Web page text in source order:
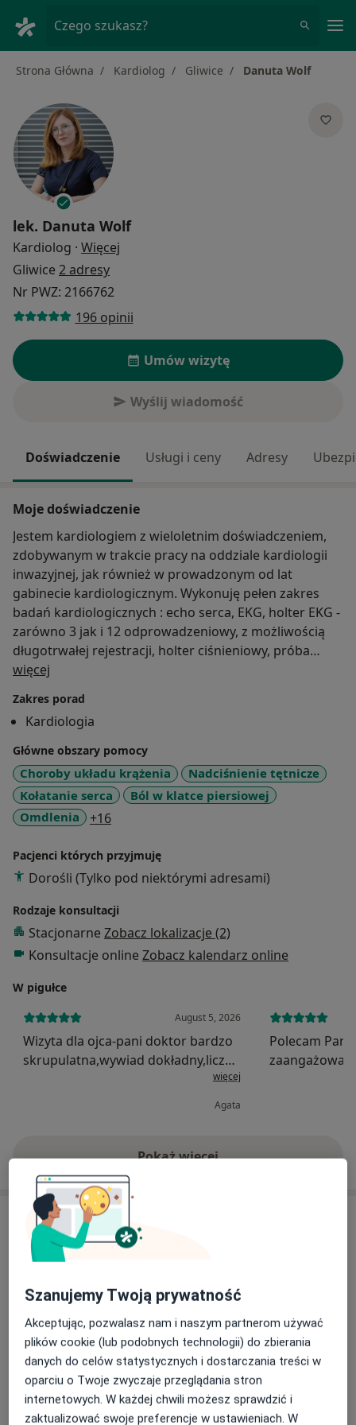
Czego szukasz?
Strona Główna Kardiolog Gliwice Danuta Wolf
lek. Danuta Wolf
Kardiolog · Więcej
Gliwice 2 adresy
Nr PWZ: 2166762
196 opinii
Umów wizytę
Wyślij wiadomość
Doświadczenie Usługi i ceny Adresy
Moje doświadczenie
Jestem kardiologiem z wieloletnim doświadczeniem,
zdobywanym w trakcie pracy na oddziale kardiologii
inwazyjnej, jak również w prowadzonym od lat
gabinecie kardiologicznym. Wykonuję pełen zakres
badań kardiologicznych : echo serca, EKG, holter EKG -
zarówno 3 jak i 12 odprowadzeniowy, z możliwością
długotrwałej rejestracji, holter ciśnieniowy, próba
wysiłkowa. Zajmuję się również diagnostyką i
u pacjentów przed i w trakcie leczenia
onkologicznego.
więcej
Zakres porad
Kardiologia
Główne obszary pomocy
Choroby układu krążenia
Nadciśnienie tętnicze
Kołatanie serca
Ból w klatce piersiowej
Omdlenia
+16a11y_sr_more_diseases
Pacjenci których przyjmuję
Dorośli (Tylko pod niektórymi adresami)
Rodzaje konsultacji
Stacjonarne Zobacz lokalizacje (2)
Konsultacje online Zobacz kalendarz online
W pigułce
August 5, 2026
Wizyta dla ojca-pani doktor bardzo
skrupulatna,wywiad dokładny,liczne
skierowanie na oddz...
więcej
Agata
Polecam
sumieniem.
Pokaż więcejo doświadczeniu
Usługi i ceny
Konsultacja kardiologiczna
Konsultacja kardiologiczna
(pierwsza wizyta)
Szczegóły
Umów wizytę
Konsultacja kardiologiczna + EKG
Szczegóły Umów wizytę
Szanujemy Twoją prywatność
Akceptując, pozwalasz nam i naszym partnerom używać
plików cookie (lub podobnych technologii) do zbierania
danych do celów statystycznych i dostarczania treści w
oparciu o Twoje zwyczaje przeglądania stron
internetowych. W każdej chwili możesz sprawdzić i
zaktualizować swoje preferencje w ustawieniach. W